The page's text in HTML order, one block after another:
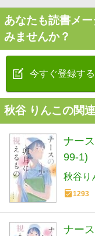
あなたも読書メ
みませんか？
今すぐ登録する
秋谷 りんこの関
ナー
99-1)
秋谷り
1293
ナー